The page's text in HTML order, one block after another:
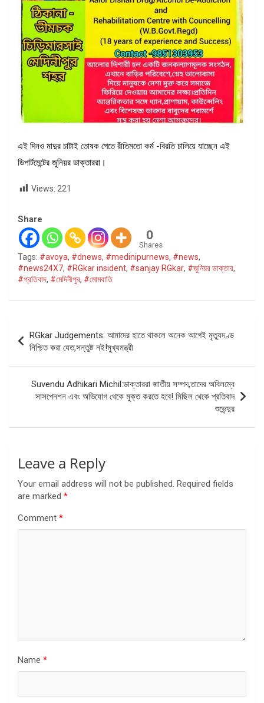
এই দিনও মাদুর চাটাই তোষক পেতে রীতিমতো কর্ম -বিরতি চালিয়ে যাচ্ছেন এই
ডিপার্টমেন্টের জুনিয়র ডাক্তাররা।
Views: 221
Share
0
Shares
Tags: #avoya, #dnews, #medinipurnews, #news,
#news24X7, #RGkar insident, #sanjay RGkar, #জুনিয়র ডাক্তার,
#প্রতিবাদ, #মেদিনীপুর, #মোমবাতি
Post
navigation
RGkar Judgements: আমাদের হাতে থাকলে অনেক আগেই মৃত্যুদণ্ড
নিশ্চিত করা যেত,সন্তুষ্ট নই!মুখ্যমন্ত্রী
Suvendu Adhikari Michil:ডাক্তাররা জাতীয় সম্পদ,তাদের অবিলম্বে
সাসপেনশন এবং অভিযোগ থেকে মুক্ত করতে হবে! মিছিল থেকে প্রতিবাদ
শুভেন্দুর
Leave a Reply
Your email address will not be published. Required fields
are marked *
Comment *
Name *